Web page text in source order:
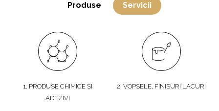
Produse Servicii
1. PRODUSE CHIMICE ȘI
ADEZIVI
2. VOPSELE, FINISURI LACURI